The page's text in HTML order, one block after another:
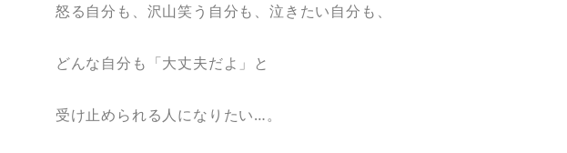
怒る自分も、沢山笑う自分も、泣きたい自分も、
どんな自分も「大丈夫だよ」と
受け止められる人になりたい…。